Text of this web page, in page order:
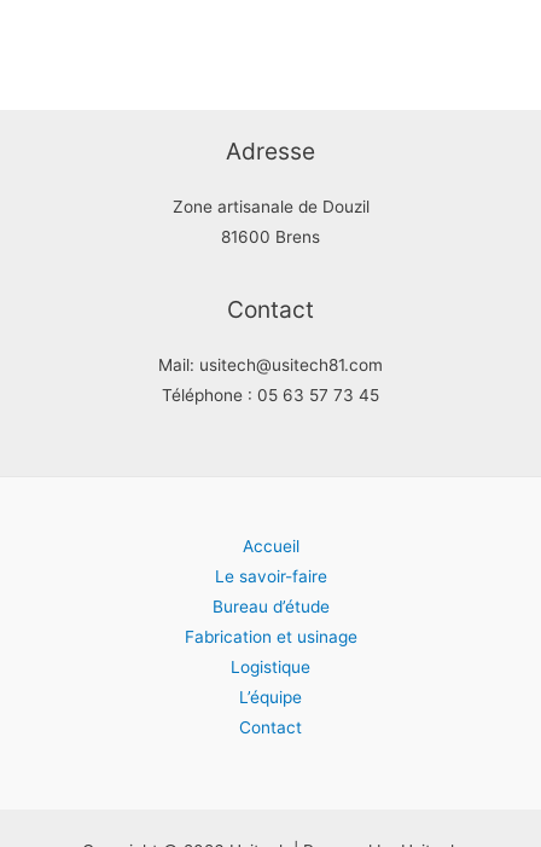
Adresse
Zone artisanale de Douzil
81600 Brens
Contact
Mail: usitech@usitech81.com
Téléphone : 05 63 57 73 45
Accueil
Le savoir-faire
Bureau d’étude
Fabrication et usinage
Logistique
L’équipe
Contact